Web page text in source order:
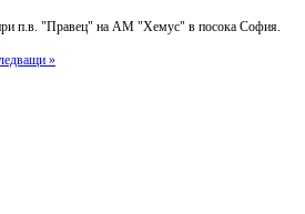
п.в. "Правец" на АМ "Хемус" в посока София.
»